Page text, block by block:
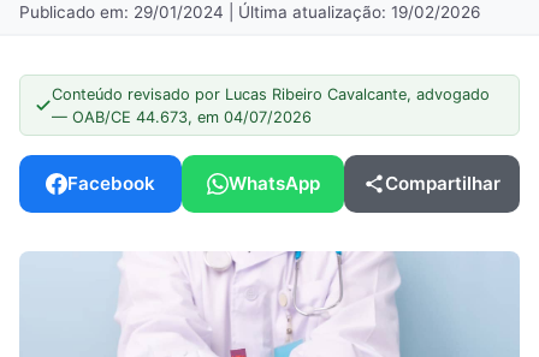
Publicado em: 29/01/2024 | Última atualização: 19/02/2026
Conteúdo revisado por Lucas Ribeiro Cavalcante, advogado
— OAB/CE 44.673, em 04/07/2026
Facebook WhatsApp Compartilhar